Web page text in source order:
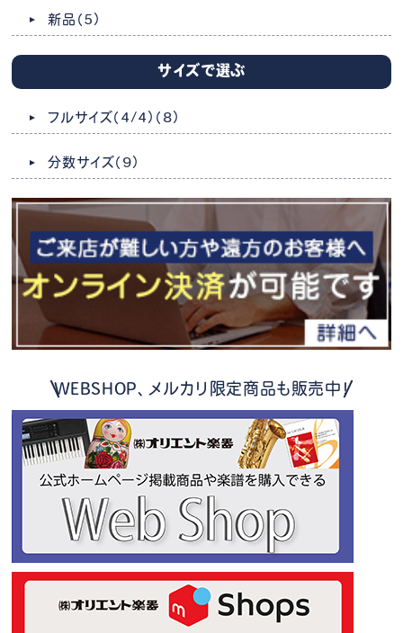
新品 （5）
サイズで選ぶ
フルサイズ（4/4） （8）
分数サイズ （9）
WEBSHOP、メルカリ限定商品も販売中！